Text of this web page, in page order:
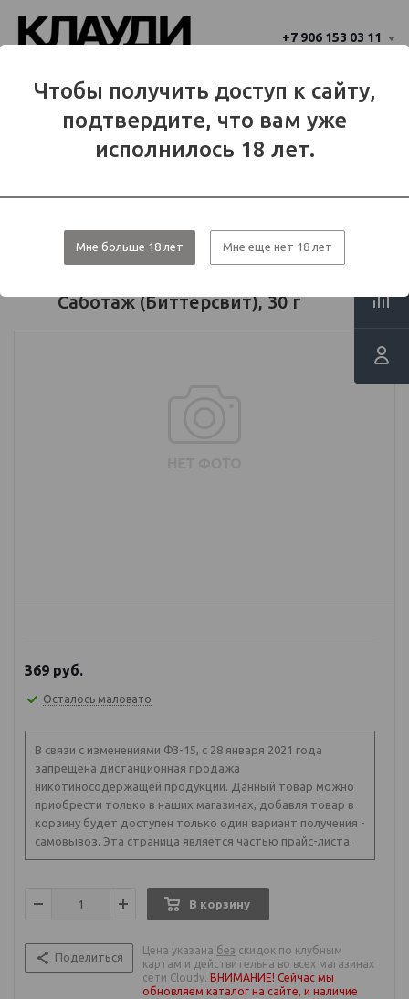
Чтобы получить доступ к сайту,
подтвердите, что вам уже
исполнилось 18 лет.
Мне больше 18 лет Мне еще нет 18 лет
+7 906 153 03 11
Балаково?
Да Нет
Балаково
SABOTAGE
Саботаж (Биттерсвит), 30 г
369 руб.
Осталось маловато
В связи с изменениями ФЗ-15, с 28 января 2021 года
запрещена дистанционная продажа
никотиносодержащей продукции. Данный товар можно
приобрести только в наших магазинах, добавля товар в
корзину будет доступен только один вариант получения -
самовывоз. Эта страница является частью прайс-листа.
В корзину
Поделиться
Цена указана без скидок по клубным
картам и действительна во всех магазинах
сети Cloudy. ВНИМАНИЕ! Сейчас мы
обновляем каталог на сайте, и наличие